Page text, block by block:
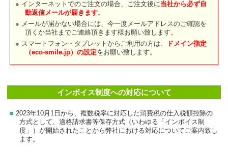
インターネットでのご注文の場合、ご注文後に当社から必ず自
動返信メールが届きます。
メールが届かない場合には、今一度メールアドレスのご確認を
頂くか当社までご連絡頂きます様お願い致します。
スマートフォン・タブレットからご利用の方は、
ドメイン指定
（eco-smile.jp）の設定をお願い致します。
インボイス制度への対応について
2023年10月1日から、複数税率に対応した消費税の仕入税額控除の
方式として、適格請求書等保存方式（いわゆる「インボイス制
度」）が開始されたことから弊社における対応についてご案内致し
ます。